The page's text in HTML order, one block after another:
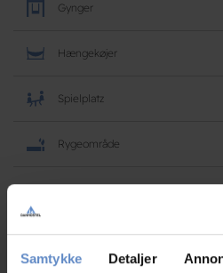
Samtykke Detaljer
Gynger
Hængekøjer
Spielplatz
Rygeområde
Konferenz
Anzahl Lokale